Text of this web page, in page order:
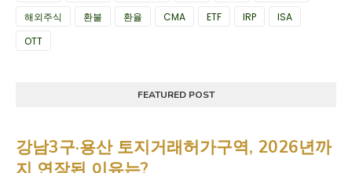
해외주식
환불 환율 CMA ETF IRP
ISA
OTT
FEATURED POST
강남3구·용산 토지거래허가구역, 2026년까